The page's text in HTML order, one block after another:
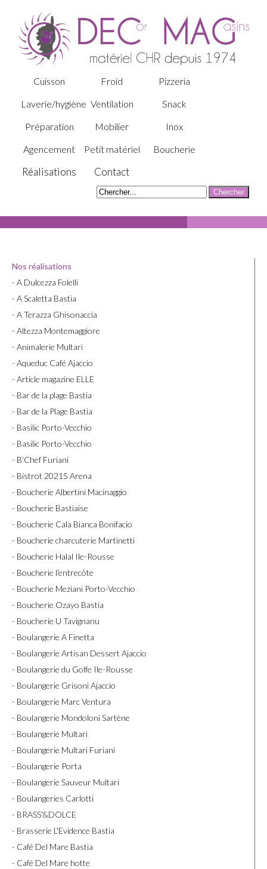
Cuisson Froid
Pizzeria
Laverie/hygiène Ventilation
Snack
Préparation
Mobilier
Inox
Agencement
Petit matériel Boucherie
Réalisations Contact
Nos réalisations
- A Dulcezza Folelli
- A Scaletta Bastia
- A Terazza Ghisonaccia
- Altezza Montemaggiore
- Animalerie Multari
- Aqueduc Café Ajaccio
- Article magazine ELLE
- Bar de la plage Bastia
- Bar de la Plage Bastia
- Basilic Porto-Vecchio
- Basilic Porto-Vecchio
- B’Chef Furiani
- Bistrot 20215 Arena
- Boucherie Albertini Macinaggio
- Boucherie Bastiaise
- Boucherie Cala Bianca Bonifacio
- Boucherie charcuterie Martinetti
- Boucherie Halal Ile-Rousse
- Boucherie l'entrecôte
- Boucherie Meziani Porto-Vecchio
- Boucherie Ozayo Bastia
- Boucherie U Tavignanu
- Boulangerie A Finetta
- Boulangerie Artisan Dessert Ajaccio
- Boulangerie du Golfe Ile-Rousse
- Boulangerie Grisoni Ajaccio
- Boulangerie Marc Ventura
- Boulangerie Mondoloni Sartène
- Boulangerie Multari
- Boulangerie Multari Furiani
- Boulangerie Porta
- Boulangerie Sauveur Multari
- Boulangeries Carlotti
- BRASS'&DOLCE
- Brasserie L'Evidence Bastia
- Café Del Mare Bastia
- Café Del Mare hotte